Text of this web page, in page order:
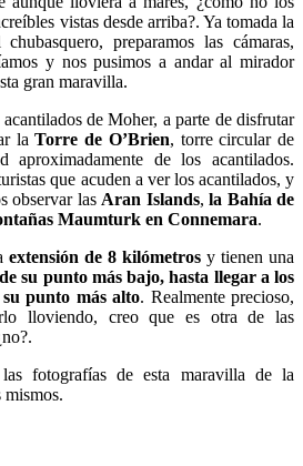
vistas desde arriba?. Ya tomada la
preparamos las cámaras,
y nos pusimos a andar al mirador
gran maravilla.
de Moher, a parte de disfrutar
laTorre de O’Brien, torre circular de
de los acantilados.
que acuden a ver los acantilados, y
observar las Aran Islands,la Bahía de
Maumturk en Connemara.
extensión de 8 kilómetros y tienen una
su punto más bajo, hasta llegar a los
punto más alto. Realmente precioso,
lloviendo, creo que es otra de las
fotografías de esta maravilla de la
mismos.